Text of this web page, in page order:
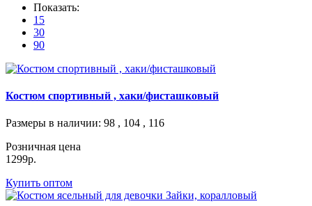
Показать:
15
30
90
Костюм спортивный , хаки/фисташковый
Размеры в наличии: 98 , 104 , 116
Розничная цена
1299р.
Купить оптом